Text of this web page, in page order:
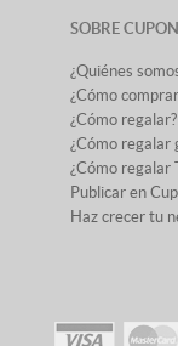
SOBRE
¿Quiénes
¿Cómo
¿Cómo regalar?
¿Cómo regalar
¿Cómo regalar
Publicar en
Haz crecer tu